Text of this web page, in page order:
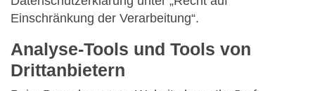
Einschränkung der Verarbeitung“.
Analyse-Tools und Tools von
Drittanbietern